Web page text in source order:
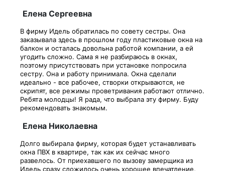
Елена Сергеевна
В фирму Идель обратилась по совету сестры. Она
заказывала здесь в прошлом году пластиковые окна на
балкон и осталась довольна работой компании, а ей
угодить сложно. Сама я не разбираюсь в окнах,
поэтому присутствовать при установке попросила
сестру. Она и работу принимала. Окна сделали
идеально - все рабочее, створки открываются, не
скрипят, все режимы проветривания работают отлично.
Ребята молодцы! Я рада, что выбрала эту фирму. Буду
рекомендовать знакомым.
Елена Николаевна
Долго выбирала фирму, которая будет устанавливать
окна ПВХ в квартире, так как их сейчас много
развелось. От приехавшего по вызову замерщика из
Идель сразу сложилось очень хорошее впечатление,